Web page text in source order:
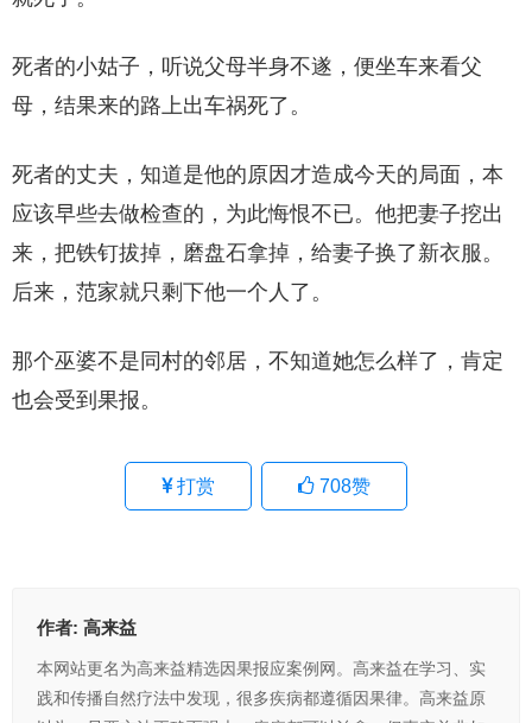
死者的小姑子，听说父母半身不遂，便坐车来看父
母，结果来的路上出车祸死了。
死者的丈夫，知道是他的原因才造成今天的局面，本
应该早些去做检查的，为此悔恨不已。他把妻子挖出
来，把铁钉拔掉，磨盘石拿掉，给妻子换了新衣服。
后来，范家就只剩下他一个人了。
那个巫婆不是同村的邻居，不知道她怎么样了，肯定
也会受到果报。
打赏 708赞
作者: 高来益
本网站更名为高来益精选因果报应案例网。高来益在学习、实
践和传播自然疗法中发现，很多疾病都遵循因果律。高来益原